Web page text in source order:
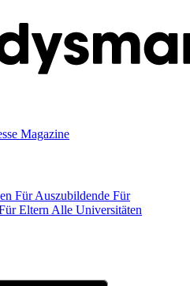
Magazine
Für Auszubildende Für
Eltern Alle Universitäten